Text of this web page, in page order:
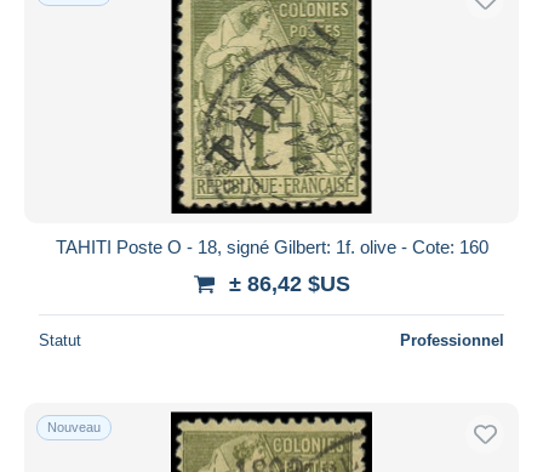
TAHITI Poste O - 18, signé Gilbert: 1f. olive - Cote: 160
± 86,42 $US
Statut Professionnel
Nouveau